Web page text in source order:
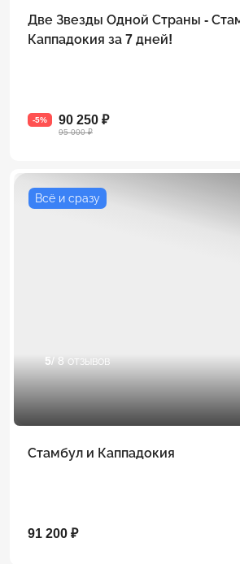
Две Звезды Одной Страны -
Каппадокия за 7 дней!
-5% 90 250 ₽
95 000 ₽
Всё и сразу
5/ 8 отзывов
Стамбул и Каппадокия
91 200 ₽